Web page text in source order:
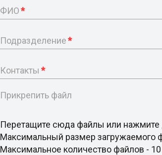
ФИО*
Подразделение*
Контакты *
Прикрепить файл
Перетащите сюда файлы или нажмите
Максимальный размер загружаемого
Максимальное количество файлов -